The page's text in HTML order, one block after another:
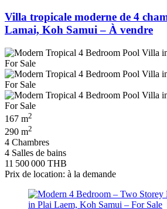
Villa tropicale moderne de 4
Lamai, Koh Samui – À vendre
167 m2
290 m2
4 Chambres
4 Salles de bains
11 500 000 THB
Prix de location: à la demande